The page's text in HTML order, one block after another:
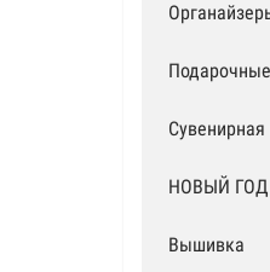
НОВЫЙ ГОД
Вышивка